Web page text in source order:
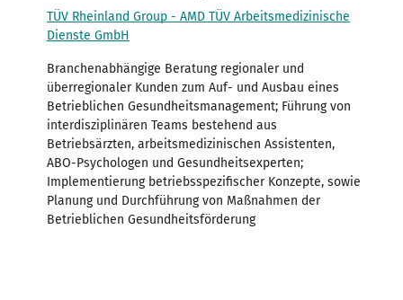
TÜV Rheinland Group - AMD TÜV Arbeitsmedizinische
Dienste GmbH
Branchenabhängige Beratung regionaler und
überregionaler Kunden zum Auf- und Ausbau eines
Betrieblichen Gesundheitsmanagement; Führung von
interdisziplinären Teams bestehend aus
Betriebsärzten, arbeitsmedizinischen Assistenten,
ABO-Psychologen und Gesundheitsexperten;
Implementierung betriebsspezifischer Konzepte, sowie
Planung und Durchführung von Maßnahmen der
Betrieblichen Gesundheitsförderung